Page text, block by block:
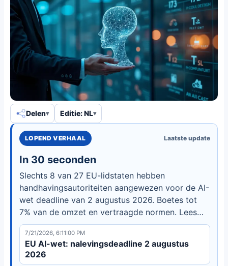
Delen Editie: NL
LOPEND VERHAAL Laatste update
In 30 seconden
Slechts 8 van 27 EU-lidstaten hebben
handhavingsautoriteiten aangewezen voor de AI-
wet deadline van 2 augustus 2026. Boetes tot
7% van de omzet en vertraagde normen. Lees
wat dit betekent voor AI-governance.
7/21/2026, 6:11:00 PM
EU AI-wet: nalevingsdeadline 2 augustus
2026